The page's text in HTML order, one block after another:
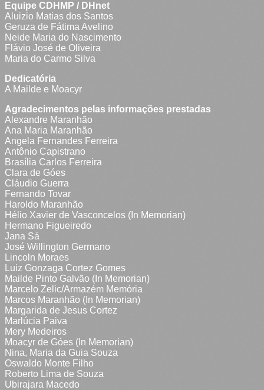
Equipe CDHMP / DHnet
Aluizio Matias dos Santos
Geruza de Fátima Avelino
Neide Maria do Nascimento
Flávio José de Oliveira
Maria do Carmo Silva
Dedicatória
A Mailde e Moacyr
Agradecimentos pelas informações prestadas
Alexandre Maranhão
Ana Maria Maranhão
Angela Fernandes Ferreira
Antônio Capistrano
Brasília Carlos Ferreira
Clara de Góes
Cláudio Guerra
Fernando Tovar
Haroldo Maranhão
Hélio Xavier de Vasconcelos (In Memorian)
Hermano Figueiredo
Jana Sá
José Willington Germano
Lincoln Moraes
Luiz Gonzaga Cortez Gomes
Mailde Pinto Galvão (In Memorian)
Marcelo Zelic/Armazém Memória
Marcos Maranhão (In Memorian)
Margarida de Jesus Cortez
Marlúcia Paiva
Mery Medeiros
Moacyr de Góes (In Memorian)
Nina, Maria da Guia Souza
Oswaldo Monte Filho
Roberto Lima de Souza
Ubirajara Macedo